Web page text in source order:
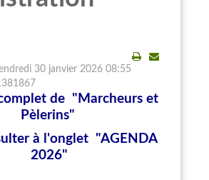
30 janvier 2026 08:55
de "Marcheurs et
Pèlerins"
à l'onglet "AGENDA
2026"